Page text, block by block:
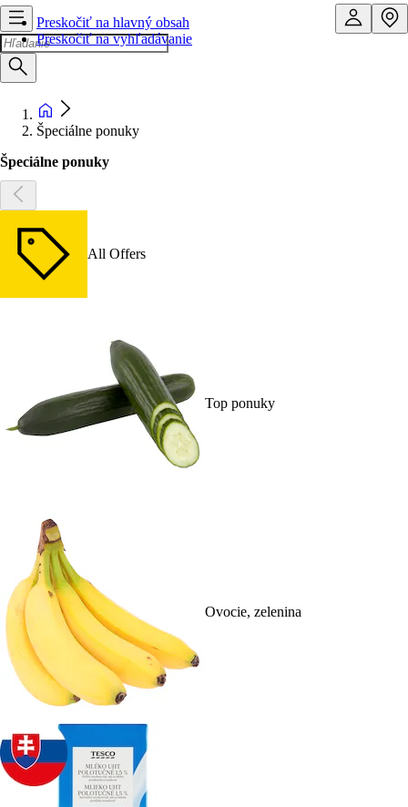
Preskočiť na hlavný obsah
Preskočiť na vyhľadávanie
Špeciálne ponuky
Špeciálne ponuky
All Offers
Top ponuky
Ovocie, zelenina